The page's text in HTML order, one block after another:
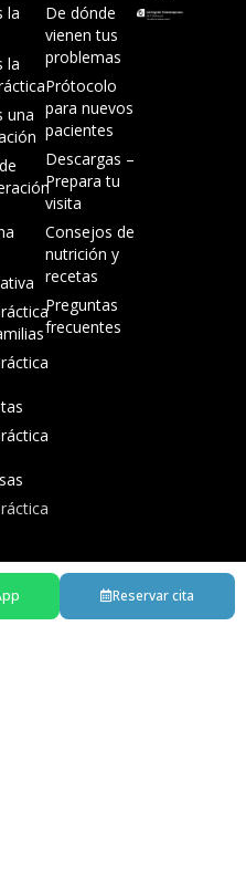
la
la
una
De dónde
vienen tus
problemas
Prótocolo
para nuevos
pacientes
Descargas –
Prepara tu
visita
Consejos de
nutrición y
recetas
Preguntas
frecuentes
Reservar cita